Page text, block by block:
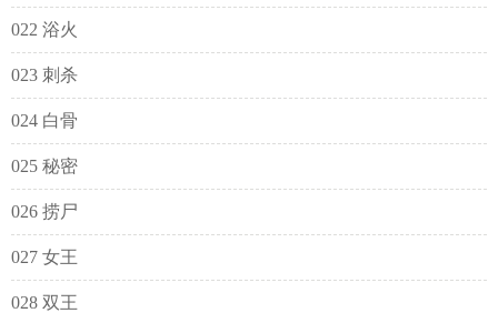
022 浴火
023 刺杀
024 白骨
025 秘密
026 捞尸
027 女王
028 双王